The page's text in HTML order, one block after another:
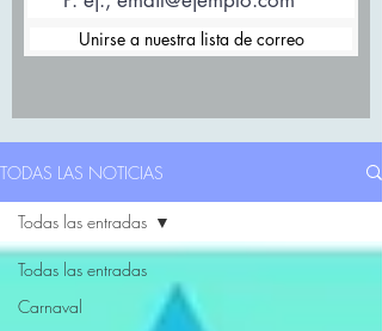
Unirse a nuestra lista de correo
TODAS LAS NOTICIAS
Todas las entradas
Carnaval
Todas las entradas